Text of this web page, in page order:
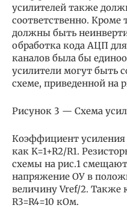
усилителей также
соответственно. Кроме
должны быть
обработка кода АЦП
каналов была бы
усилители могут быть
схеме, приведенной на
Рисунок 3 — Схема
Коэффициент усиления
как K=1+R2/R1.
схемы на рис.1
напряжение ОУ в
величину Vref/2. Также
R3=R4=10 кОм.